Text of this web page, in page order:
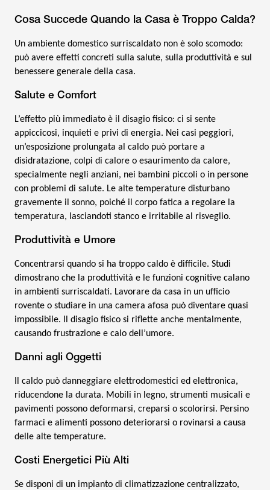
Cosa Succede Quando la Casa è Troppo Calda?
Un ambiente domestico surriscaldato non è solo scomodo:
può avere effetti concreti sulla salute, sulla produttività e sul
benessere generale della casa.
Salute e Comfort
L’effetto più immediato è il disagio fisico: ci si sente
appiccicosi, inquieti e privi di energia. Nei casi peggiori,
un’esposizione prolungata al caldo può portare a
disidratazione, colpi di calore o esaurimento da calore,
specialmente negli anziani, nei bambini piccoli o in persone
con problemi di salute. Le alte temperature disturbano
gravemente il sonno, poiché il corpo fatica a regolare la
temperatura, lasciandoti stanco e irritabile al risveglio.
Produttività e Umore
Concentrarsi quando si ha troppo caldo è difficile. Studi
dimostrano che la produttività e le funzioni cognitive calano
in ambienti surriscaldati. Lavorare da casa in un ufficio
rovente o studiare in una camera afosa può diventare quasi
impossibile. Il disagio fisico si riflette anche mentalmente,
causando frustrazione e calo dell’umore.
Danni agli Oggetti
Il caldo può danneggiare elettrodomestici ed elettronica,
riducendone la durata. Mobili in legno, strumenti musicali e
pavimenti possono deformarsi, creparsi o scolorirsi. Persino
farmaci e alimenti possono deteriorarsi o rovinarsi a causa
delle alte temperature.
Costi Energetici Più Alti
Se disponi di un impianto di climatizzazione centralizzato,